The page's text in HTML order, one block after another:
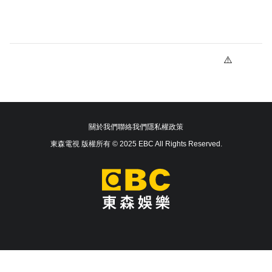
關於我們聯絡我們隱私權政策
東森電視 版權所有 © 2025 EBC All Rights Reserved.